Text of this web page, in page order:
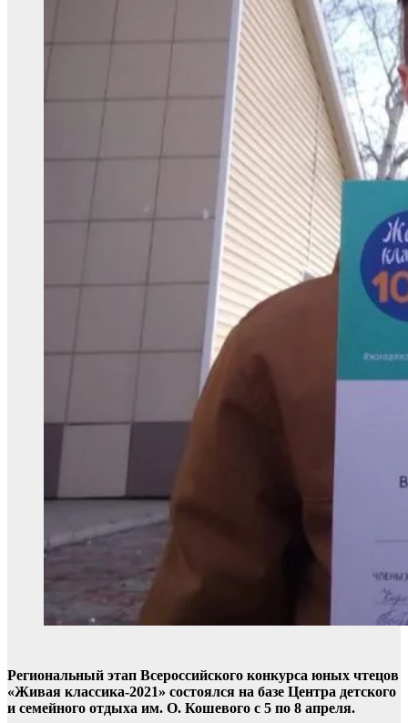
Региональный этап Всероссийского конкурса юных чтецов
«Живая классика-2021» состоялся на базе Центра детского
и семейного отдыха им. О. Кошевого с 5 по 8 апреля.